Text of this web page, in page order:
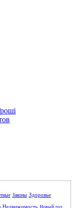
Законы Здоровье
Недвижимость Новый год